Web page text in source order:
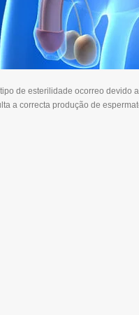
tipo de esterilidade ocorreo devido
a correcta produção de